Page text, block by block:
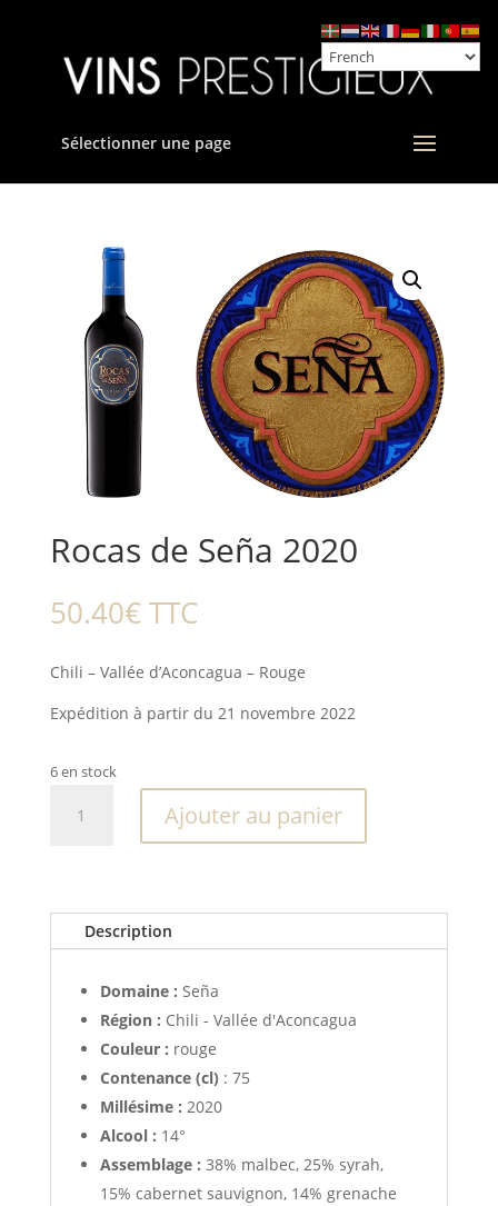
Sélectionner une page
Rocas de Seña 2020
50.40€ TTC
Chili – Vallée d’Aconcagua – Rouge
Expédition à partir du 21 novembre 2022
6 en stock
Ajouter au panier
Description
Domaine : Seña
Région : Chili - Vallée d'Aconcagua
Couleur : rouge
Contenance (cl) : 75
Millésime : 2020
Alcool : 14°
Assemblage : 38% malbec, 25% syrah,
15% cabernet sauvignon, 14% grenache